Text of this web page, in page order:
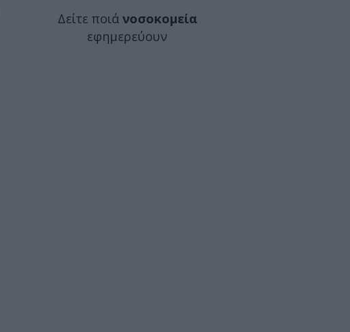
Δείτε ποιά νοσοκομεία
εφημερεύουν